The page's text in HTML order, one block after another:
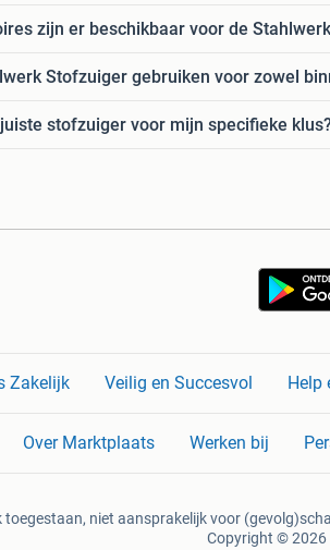
zijn er beschikbaar voor de
Stofzuiger gebruiken voor zowel
stofzuiger voor mijn specifieke
Zakelijk Veilig en Succesvol Help
Over Marktplaats Werken bij
niet aansprakelijk voor
Copyright © 2026